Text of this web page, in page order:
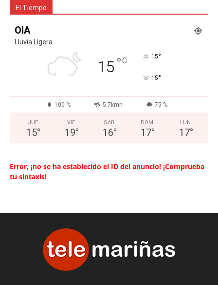
El Tiempo
OIA
Lluvia Ligera
15 °C 15°
15°
100 % 5.7kmh 75 %
JUE
15°
VIE
19°
SAB
16°
DOM
17°
LUN
17°
Error, ¡no se ha establecido el ID del anuncio! ¡Comprueba
tu sintaxis!